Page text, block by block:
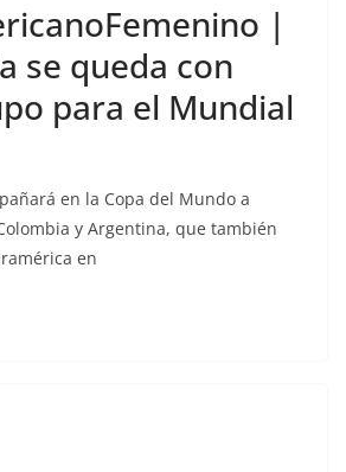
|
se queda con
para el Mundial
en la Copa del Mundo a
y Argentina, que también
en